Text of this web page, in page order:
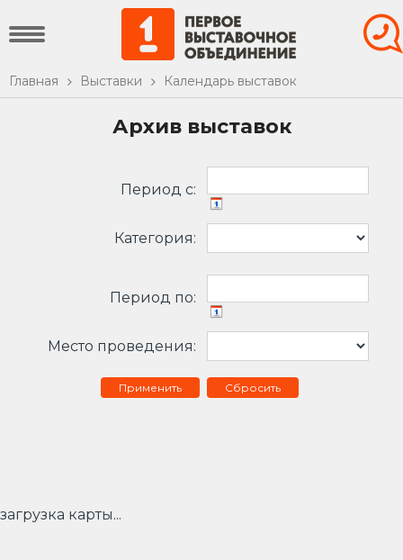
Главная Выставки Календарь выставок
Архив выставок
Период c:
Категория:
Период по:
Место проведения:
Сбросить
загрузка карты...